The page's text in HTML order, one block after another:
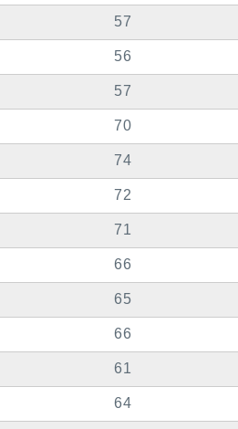
57
56
57
70
74
72
71
66
65
66
61
64